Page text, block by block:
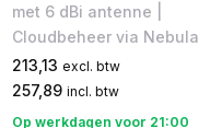
met 6 dBi antenne |
Cloudbeheer via Nebula
213,13 excl. btw
257,89 incl. btw
Op werkdagen voor 21:00